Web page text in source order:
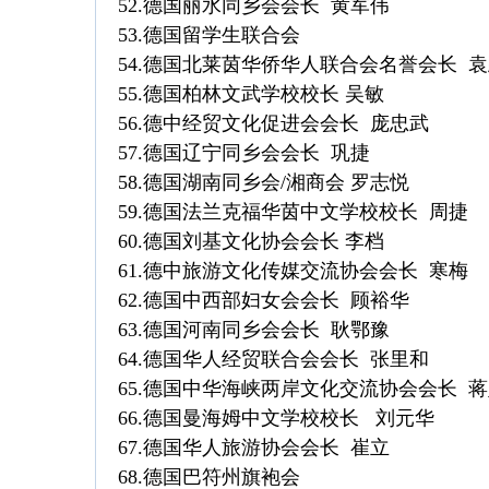
52.德国丽水同乡会会长 黄军伟
53.德国留学生联合会
54.德国北莱茵华侨华人联合会名誉会长
55.德国柏林文武学校校长 吴敏
56.德中经贸文化促进会会长 庞忠武
57.德国辽宁同乡会会长 巩捷
58.德国湖南同乡会/湘商会 罗志悦
59.德国法兰克福华茵中文学校校长 周捷
60.德国刘基文化协会会长 李档
61.德中旅游文化传媒交流协会会长 寒梅
62.德国中西部妇女会会长 顾裕华
63.德国河南同乡会会长 耿鄂豫
64.德国华人经贸联合会会长 张里和
65.德国中华海峡两岸文化交流协会会长
66.德国曼海姆中文学校校长 刘元华
67.德国华人旅游协会会长 崔立
68.德国巴符州旗袍会